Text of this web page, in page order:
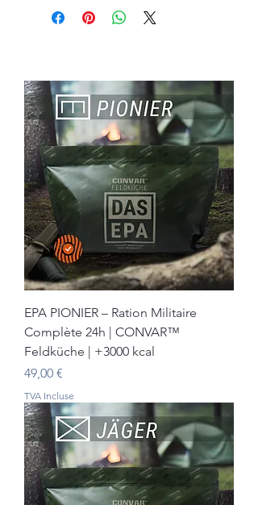
EPA PIONIER – Ration Militaire
Complète 24h | CONVAR™
Feldküche | +3000 kcal
Prix
49,00 €
TVA Incluse